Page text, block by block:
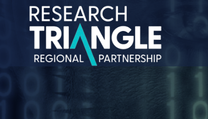
콘텐츠로 건너뛰기